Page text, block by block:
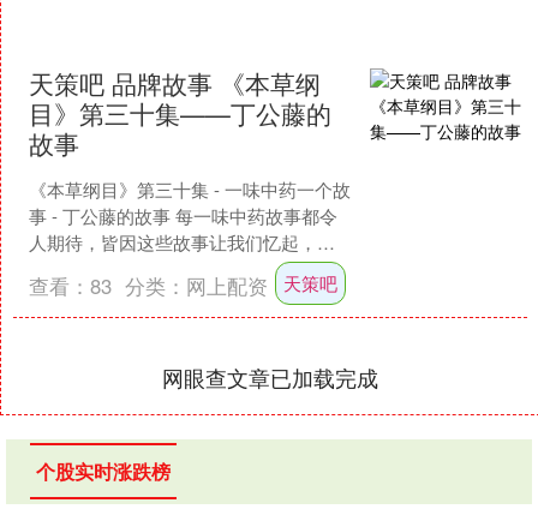
天策吧 品牌故事 《本草纲
目》第三十集——丁公藤的
故事
《本草纲目》第三十集 - 一味中药一个故
事 - 丁公藤的故事 每一味中药故事都令
人期待，皆因这些故事让我们忆起，原
来这世界上除了人事外还有许多惊喜的
遇见，它们亦....
查看： 83 分类： 网上配资 天策吧
网眼查文章已加载完成
个股实时涨跌榜